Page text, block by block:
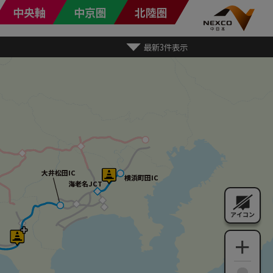
中央軸 中京圏 北陸圏
最新3件表示
大井松田IC
大井松田IC
横浜町田IC
横浜町田IC
海老名JCT
海老名JCT
アイコン
＋